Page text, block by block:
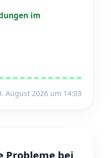
im
August 2026 um 14:03